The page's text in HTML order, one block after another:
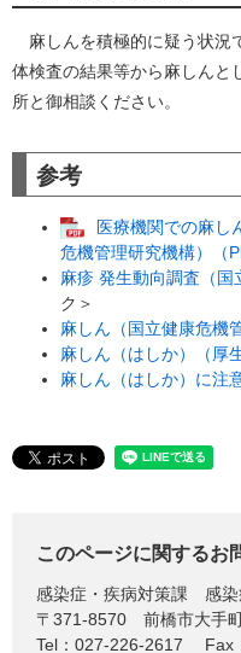
麻しんを積極的に疑う状況
体検査の結果等から麻しんと
所と御相談ください。
参考
医療機関での麻し
危機管理研究機構）（
麻疹 発生動向調査（国
ク＞
麻しん（国立健康危機
麻しん（はしか）（厚
麻しん（はしか）に注
このページに関するお
感染症・疾病対策課
感
〒371-8570
前橋市大手
Tel：027-226-2617
Fax